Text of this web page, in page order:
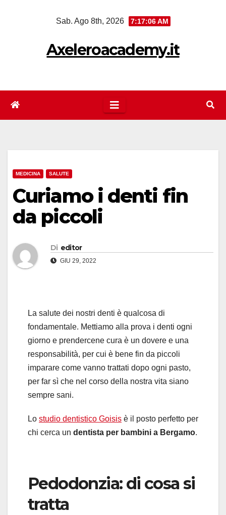
Sab. Ago 8th, 2026 7:17:07 AM
Axeleroacademy.it
MEDICINA SALUTE
Curiamo i denti fin
da piccoli
Di editor
GIU 29, 2022
La salute dei nostri denti è qualcosa di
fondamentale. Mettiamo alla prova i denti ogni
giorno e prendercene cura è un dovere e una
responsabilità, per cui è bene fin da piccoli
imparare come vanno trattati dopo ogni pasto,
per far sì che nel corso della nostra vita siano
sempre sani.
Lo studio dentistico Goisis è il posto perfetto per
chi cerca un dentista per bambini a Bergamo.
Pedodonzia: di cosa si
tratta